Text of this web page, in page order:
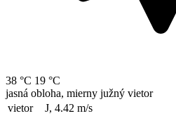
38 °C 19 °C
jasná obloha, mierny južný vietor
vietor
J, 4.42 m/s